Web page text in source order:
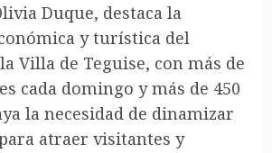
Duque, destaca la
y turística del
Villa de Teguise, con más de
cada domingo y más de 450
la necesidad de dinamizar
atraer visitantes y